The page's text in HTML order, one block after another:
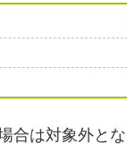
合は対象外とな